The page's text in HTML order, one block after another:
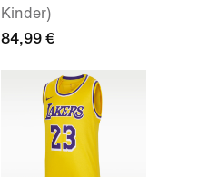
Kinder)
84,99 €